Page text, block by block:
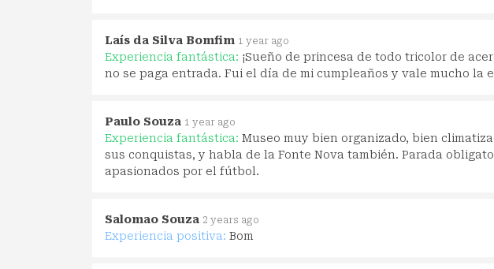
Laís da Silva Bomfim 1 year ago
Experiencia fantástica: ¡Sueño de princesa de todo tricolor de
no se paga entrada. Fui el día de mi cumpleaños y vale mucho la
Paulo Souza 1 year ago
Experiencia fantástica: Museo muy bien organizado, bien
sus conquistas, y habla de la Fonte Nova también. Parada
apasionados por el fútbol.
Salomao Souza 2 years ago
Experiencia positiva: Bom